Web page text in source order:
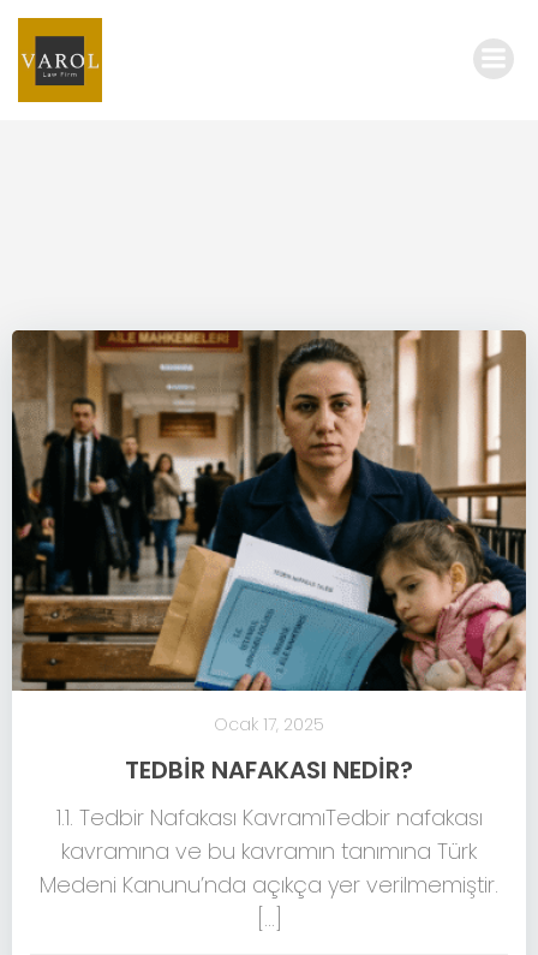
Ocak 17, 2025
TEDBİR NAFAKASI NEDİR?
1.1. Tedbir Nafakası KavramıTedbir nafakası
kavramına ve bu kavramın tanımına Türk
Medeni Kanunu’nda açıkça yer verilmemiştir.
[…]